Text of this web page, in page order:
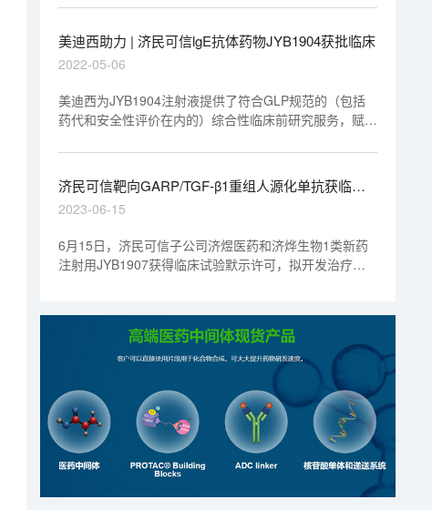
了更加有力推动项目合作进度，进行了深层次沟通和交
流。
美迪西助力 | 济民可信lgE抗体药物JYB1904获批临床
2022-05-06
美迪西为JYB1904注射液提供了符合GLP规范的（包括
药代和安全性评价在内的）综合性临床前研究服务，赋能
济民可信靶向GARP/TGF-β1重组人源化单抗获临床
默示许可丨“美”天新药事
2023-06-15
6月15日，济民可信子公司济煜医药和济烨生物1类新药
注射用JYB1907获得临床试验默示许可，拟开发治疗晚